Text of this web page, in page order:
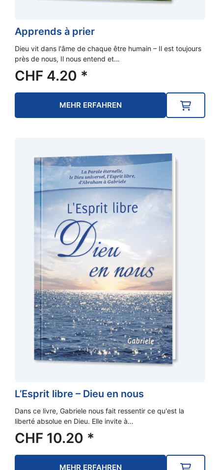
Apprends à prier
Dieu vit dans l'âme de chaque être humain – Il est toujours
près de nous, Il nous entend et…
CHF 4.20 *
MEHR ERFAHREN
L’Esprit libre – Dieu en nous
Dans ce livre, Gabriele nous fait ressentir ce qu'est la
liberté absolue en Dieu. Elle invite à…
CHF 10.20 *
MEHR ERFAHREN